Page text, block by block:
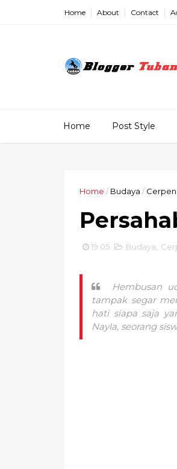
Home About Contact
Home Post Style
Home / Budaya / Cerpen
19.05 Budaya
Hembusan
tampak segar
hati siapa saja
Nayla, seorang